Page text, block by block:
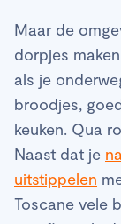
Maar de
dorpjes
als je
broodjes,
keuken. Qua
Naast dat je
uitstippelen
Toscane vele